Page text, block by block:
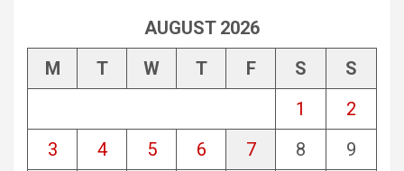
AUGUST 2026
M
T W T F S
S
1
2
3
4 5 6 7 8
9